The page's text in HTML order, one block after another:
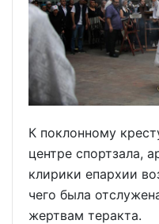
К поклонному
центре спортзала,
клирики епархии
чего была
жертвам теракта.